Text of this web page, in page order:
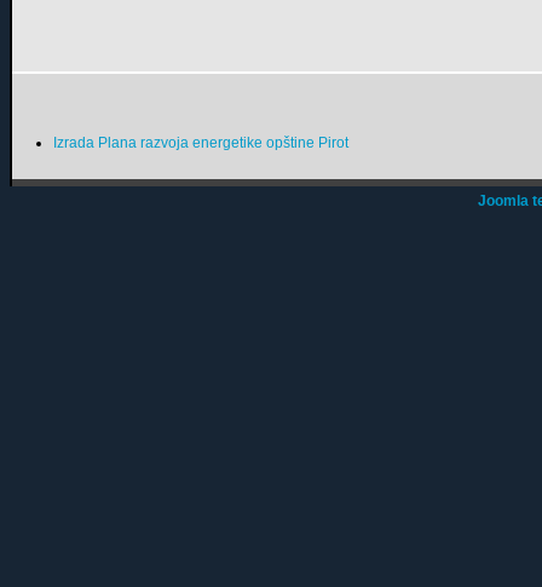
Izrada Plana razvoja energetike opštine Pirot
Joomla